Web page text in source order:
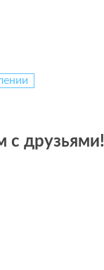
с друзьями!